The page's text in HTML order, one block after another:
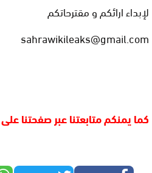
لإبداء ارائكم و مقترحاتكم
sahrawikileaks@gmail.com
كما يمنكم متابعتنا عبر صفحتنا